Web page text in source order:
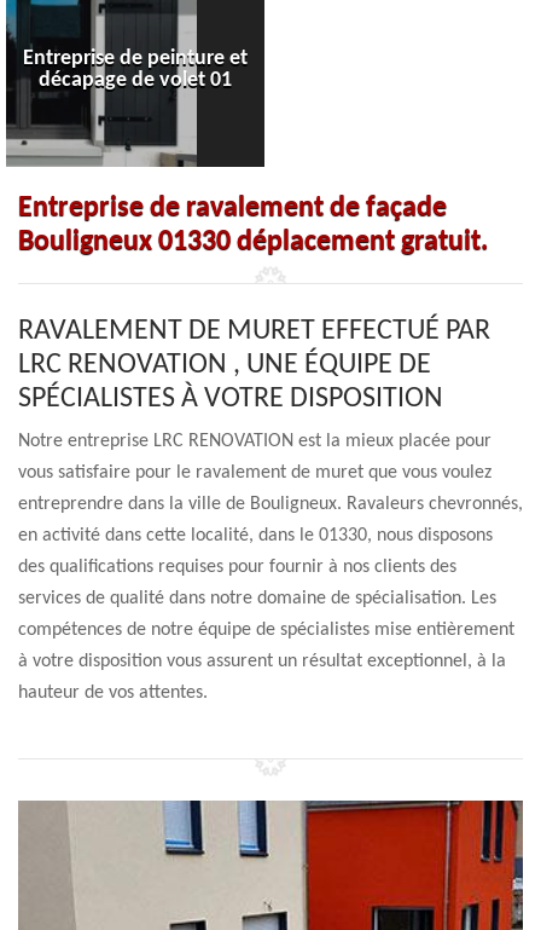
Entreprise de peinture et
décapage de volet 01
Entreprise de ravalement de façade
Bouligneux 01330 déplacement gratuit.
RAVALEMENT DE MURET EFFECTUÉ PAR
LRC RENOVATION , UNE ÉQUIPE DE
SPÉCIALISTES À VOTRE DISPOSITION
Notre entreprise LRC RENOVATION est la mieux placée pour
vous satisfaire pour le ravalement de muret que vous voulez
entreprendre dans la ville de Bouligneux. Ravaleurs chevronnés,
en activité dans cette localité, dans le 01330, nous disposons
des qualifications requises pour fournir à nos clients des
services de qualité dans notre domaine de spécialisation. Les
compétences de notre équipe de spécialistes mise entièrement
à votre disposition vous assurent un résultat exceptionnel, à la
hauteur de vos attentes.